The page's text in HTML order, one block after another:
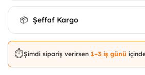
📦 Şeffaf Kargo
⏱️Şimdi sipariş verirsen 1–3 iş günü